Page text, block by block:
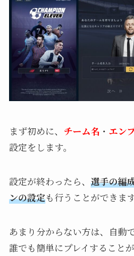
まず初めに、 チーム名 ・ エン
設定をします。
設定が終わったら、 選手の編
ンの設定も行うことができます
あまり分からない方は、自動
誰でも簡単にプレイすること